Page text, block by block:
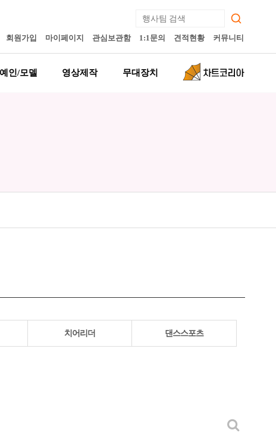
회원가입 마이페이지 관심보관함 1:1문의 견적현황 커뮤니티
인/모델 영상제작 무대장치
치어리더 댄스스포츠